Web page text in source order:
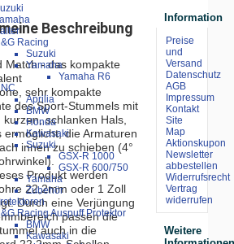
Racing
Suzuki
Yamaha
Yamaha R6
Aprilia
BMW
Honda
Kawasaki
Suzuki
GSX-R 1000
GSX-R 600/750
Yamaha
Zubehör
Racing Auspuff Protektor
BMW
Kawasaki
Beschreibung
Match - das kompakte
sehr kompakte
des Sport-Stummels mit
kurzen, schlanken Hals,
ermöglicht, die Armaturen
innen zu schieben (4°
Produkt werden
22,2mm oder 1 Zoll
Durch eine Verjüngung
passen die
auch in die
Information
Preise
und
Versand
Datenschutz
AGB
Impressum
Kontakt
Site
Map
Aktionskupon
Newsletter
abbestellen
Widerrufsrecht
Vertrag
widerrufen
Weitere